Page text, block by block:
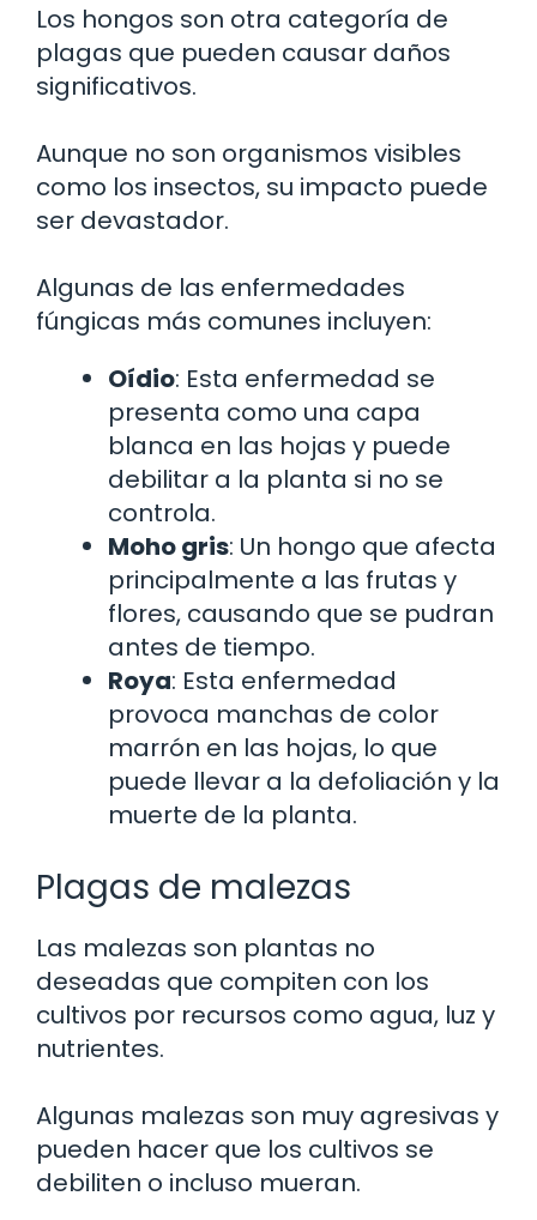
Los hongos son otra categoría de
plagas que pueden causar daños
significativos.
Aunque no son organismos visibles
como los insectos, su impacto puede
ser devastador.
Algunas de las enfermedades
fúngicas más comunes incluyen:
Oídio: Esta enfermedad se
presenta como una capa
blanca en las hojas y puede
debilitar a la planta si no se
controla.
Moho gris: Un hongo que afecta
principalmente a las frutas y
flores, causando que se pudran
antes de tiempo.
Roya: Esta enfermedad
provoca manchas de color
marrón en las hojas, lo que
puede llevar a la defoliación y la
muerte de la planta.
Plagas de malezas
Las malezas son plantas no
deseadas que compiten con los
cultivos por recursos como agua, luz y
nutrientes.
Algunas malezas son muy agresivas y
pueden hacer que los cultivos se
debiliten o incluso mueran.